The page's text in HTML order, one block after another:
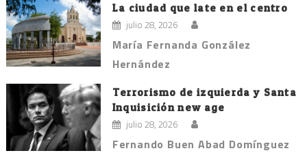
La ciudad que late en el centro
julio 28, 2026
María Fernanda González
Hernández
Terrorismo de izquierda y Santa
Inquisición new age
julio 28, 2026
Fernando Buen Abad Domínguez